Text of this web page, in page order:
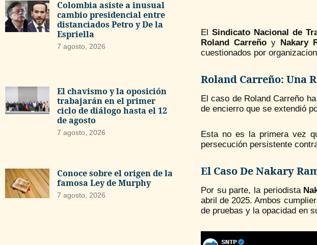
Colombia asiste a inusual
cambio presidencial entre
distanciados Petro y De la
Espriella
7 agosto, 2026
El chavismo y la oposición
trabajarán en el primer
ciclo de diálogo hasta el 12
de agosto
7 agosto, 2026
Conoce sobre el origen de la
famosa Ley de Murphy
7 agosto, 2026
El Sindicato Nacional de
Roland Carreñoy Nakary
cuestionados por
Roland Carreño: Una
El caso de Roland Carreño
de encierro que se extendió
Esta no es la primera vez
persecución persistente
El Caso De Nakary
Por su parte, la periodista
abril de 2025. Ambos
de pruebas y la opacidad en